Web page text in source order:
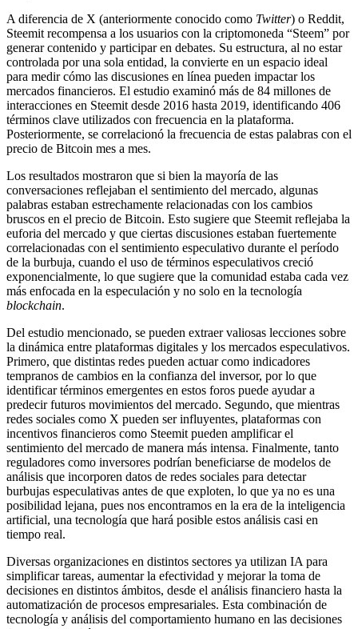
A diferencia de X (anteriormente conocido como Twitter) o Reddit,
Steemit recompensa a los usuarios con la criptomoneda “Steem” por
generar contenido y participar en debates. Su estructura, al no estar
controlada por una sola entidad, la convierte en un espacio ideal
para medir cómo las discusiones en línea pueden impactar los
mercados financieros. El estudio examinó más de 84 millones de
interacciones en Steemit desde 2016 hasta 2019, identificando 406
términos clave utilizados con frecuencia en la plataforma.
Posteriormente, se correlacionó la frecuencia de estas palabras con el
precio de Bitcoin mes a mes.
Los resultados mostraron que si bien la mayoría de las
conversaciones reflejaban el sentimiento del mercado, algunas
palabras estaban estrechamente relacionadas con los cambios
bruscos en el precio de Bitcoin. Esto sugiere que Steemit reflejaba la
euforia del mercado y que ciertas discusiones estaban fuertemente
correlacionadas con el sentimiento especulativo durante el período
de la burbuja, cuando el uso de términos especulativos creció
exponencialmente, lo que sugiere que la comunidad estaba cada vez
más enfocada en la especulación y no solo en la tecnología
blockchain.
Del estudio mencionado, se pueden extraer valiosas lecciones sobre
la dinámica entre plataformas digitales y los mercados especulativos.
Primero, que distintas redes pueden actuar como indicadores
tempranos de cambios en la confianza del inversor, por lo que
identificar términos emergentes en estos foros puede ayudar a
predecir futuros movimientos del mercado. Segundo, que mientras
redes sociales como X pueden ser influyentes, plataformas con
incentivos financieros como Steemit pueden amplificar el
sentimiento del mercado de manera más intensa. Finalmente, tanto
reguladores como inversores podrían beneficiarse de modelos de
análisis que incorporen datos de redes sociales para detectar
burbujas especulativas antes de que exploten, lo que ya no es una
posibilidad lejana, pues nos encontramos en la era de la inteligencia
artificial, una tecnología que hará posible estos análisis casi en
tiempo real.
Diversas organizaciones en distintos sectores ya utilizan IA para
simplificar tareas, aumentar la efectividad y mejorar la toma de
decisiones en distintos ámbitos, desde el análisis financiero hasta la
automatización de procesos empresariales. Esta combinación de
tecnología y análisis del comportamiento humano en las decisiones